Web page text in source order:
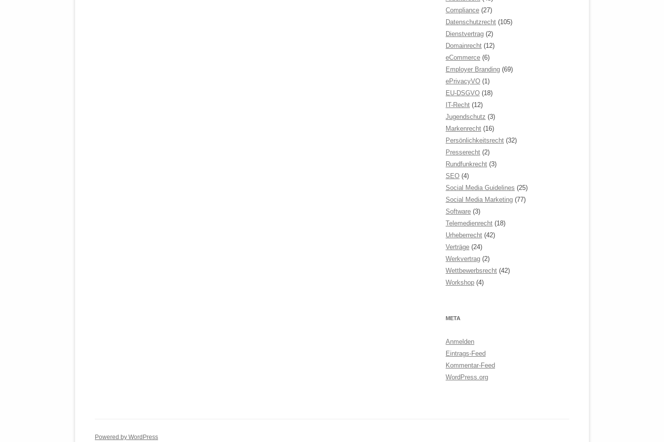
Compliance (27)
Datenschutzrecht (105)
Dienstvertrag (2)
Domainrecht (12)
eCommerce (6)
Employer Branding (69)
ePrivacyVO (1)
EU-DSGVO (18)
IT-Recht (12)
Jugendschutz (3)
Markenrecht (16)
Persönlichkeitsrecht (32)
Presserecht (2)
Rundfunkrecht (3)
SEO (4)
Social Media Guidelines (25)
Social Media Marketing (77)
Software (3)
Telemedienrecht (18)
Urheberrecht (42)
Verträge (24)
Werkvertrag (2)
Wettbewerbsrecht (42)
Workshop (4)
META
Anmelden
Eintrags-Feed
Kommentar-Feed
WordPress.org
Powered by WordPress